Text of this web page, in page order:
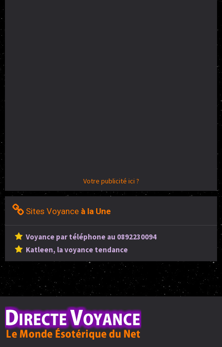
Votre publicité ici ?
Sites Voyance à la Une
Voyance par téléphone au 0892230094
Katleen, la voyance tendance